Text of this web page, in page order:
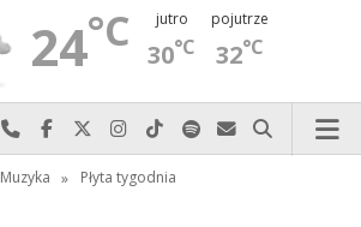
24°C jutro
30°C
pojutrze
32°C
Najlepiej po prostu do nas zadzwoń
Odwiedź nas na Facebook-u
Odwiedź nas na X
Odwiedź nas na Instagram-ie
Odwiedź nas na TikTok-u
Szukaj nas na Spotify
Wyślij do nas
Szukaj
Muzyka » Płyta tygodnia